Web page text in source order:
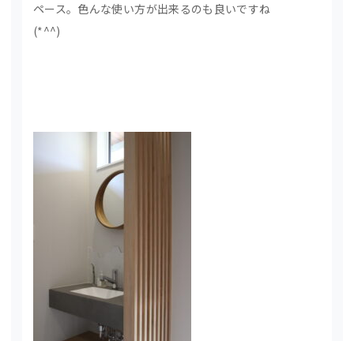
ペース。色んな使い方が出来るのも良いですね
(*^^)